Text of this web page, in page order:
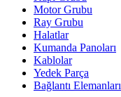
Motor Grubu
Ray Grubu
Halatlar
Kumanda Panoları
Kablolar
Yedek Parça
Bağlantı Elemanları